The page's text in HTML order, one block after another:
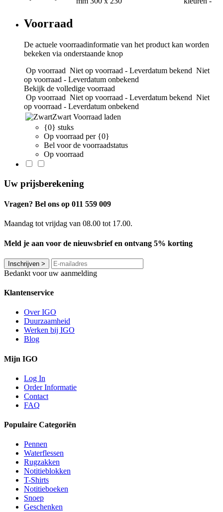
Voorraad
De actuele voorraadinformatie van het product kan worden
bekeken via onderstaande knop
Op voorraad Niet op voorraad - Leverdatum bekend Niet
op voorraad - Leverdatum onbekend
Bekijk de volledige voorraad
Op voorraad Niet op voorraad - Leverdatum bekend Niet
op voorraad - Leverdatum onbekend
Zwart Voorraad laden
{0} stuks
Op voorraad per {0}
Bel voor de voorraadstatus
Op voorraad
Uw prijsberekening
Vragen? Bel ons op 011 559 009
Maandag tot vrijdag van 08.00 tot 17.00.
Meld je aan voor de nieuwsbrief en ontvang 5% korting
Inschrijven >
Bedankt voor uw aanmelding
Klantenservice
Over IGO
Duurzaamheid
Werken bij IGO
Blog
Mijn IGO
Log In
Order Informatie
Contact
FAQ
Populaire Categoriën
Pennen
Waterflessen
Rugzakken
Notitieblokken
T-Shirts
Notitieboeken
Snoep
Geschenken